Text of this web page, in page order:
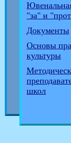
"за" и
Документы
Основы
культуры
школ